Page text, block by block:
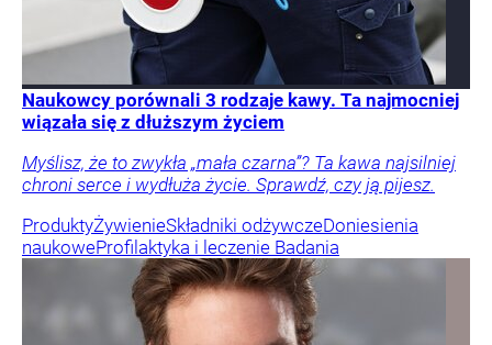
Naukowcy porównali 3 rodzaje kawy. Ta najmocniej
wiązała się z dłuższym życiem
Myślisz, że to zwykła „mała czarna”? Ta kawa najsilniej
chroni serce i wydłuża życie. Sprawdź, czy ją pijesz.
ProduktyŻywienieSkładniki odżywczeDoniesienia
naukoweProfilaktyka i leczenie Badania